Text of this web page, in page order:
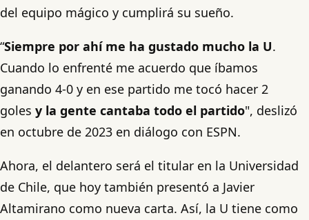
del equipo mágico y cumplirá su sueño.
“Siempre por ahí me ha gustado mucho la U.
Cuando lo enfrenté me acuerdo que íbamos
ganando 4-0 y en ese partido me tocó hacer 2
goles y la gente cantaba todo el partido", deslizó
en octubre de 2023 en diálogo con ESPN.
Ahora, el delantero será el titular en la Universidad
de Chile, que hoy también presentó a Javier
Altamirano como nueva carta. Así, la U tiene como